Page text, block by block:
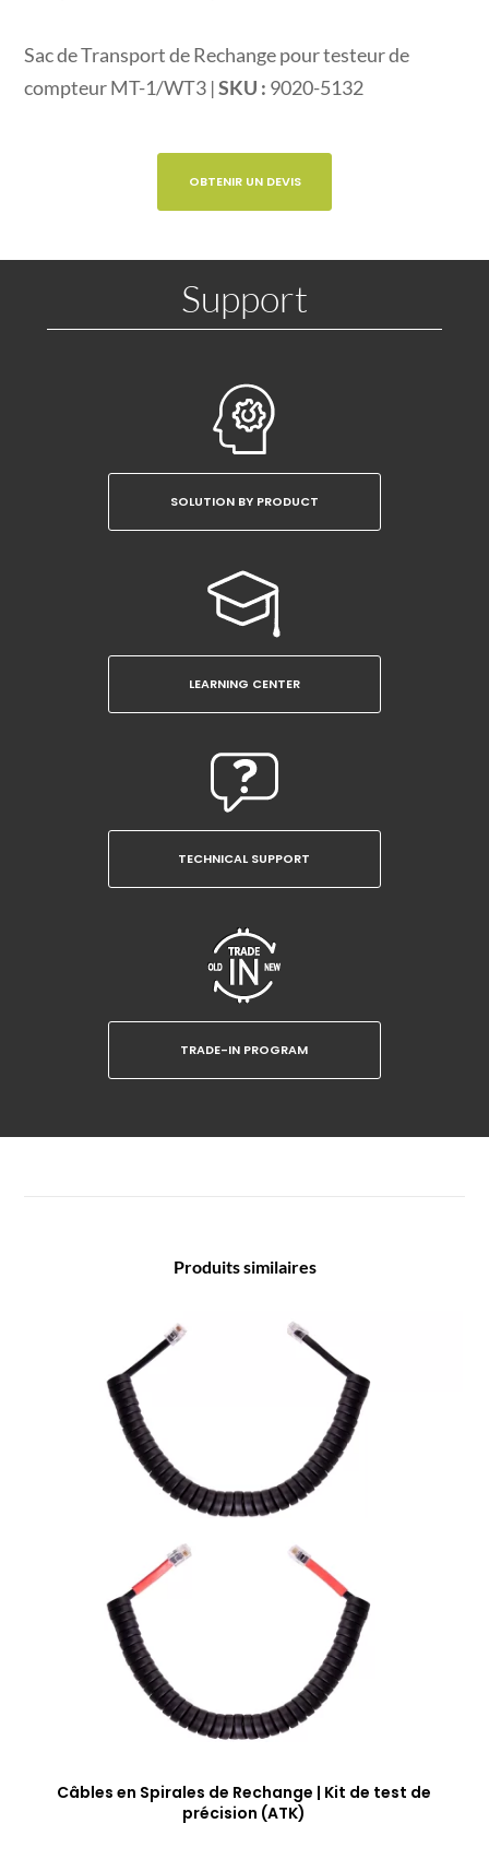
Sac de Transport de Rechange pour testeur de
compteur MT-1/WT3 |SKU : 9020-5132
OBTENIR UN DEVIS
Support
SOLUTION BY PRODUCT
LEARNING CENTER
TECHNICAL SUPPORT
TRADE-IN PROGRAM
Produits similaires
Câbles en Spirales de Rechange | Kit de test de
précision (ATK)